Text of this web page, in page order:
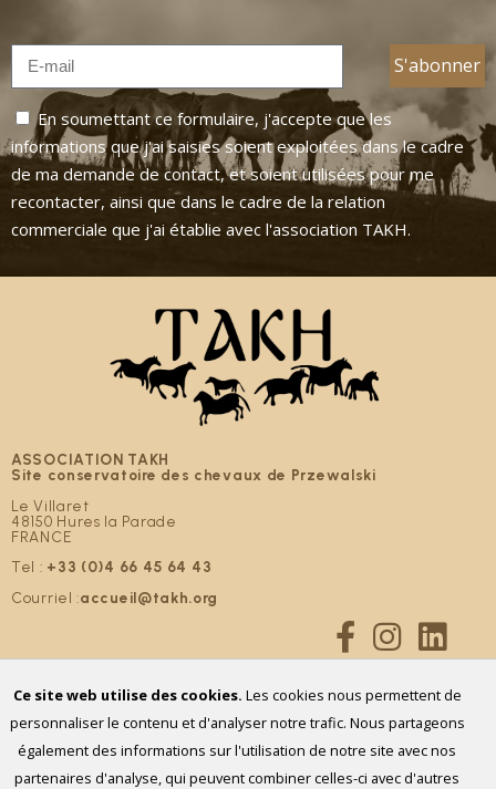
En soumettant ce formulaire, j'accepte que les
informations que j'ai saisies soient exploitées dans le cadre
de ma demande de contact, et soient utilisées pour me
recontacter, ainsi que dans le cadre de la relation
commerciale que j'ai établie avec l'association TAKH.
ASSOCIATION TAKH
Site conservatoire des chevaux de Przewalski
Le Villaret
48150 Hures la Parade
FRANCE
Tel : +33 (0)4 66 45 64 43
Courriel :accueil@takh.org
NOUS SOUTENIR
Tous droits réservés – 2026 – Association TAKH – Mentions légales
Ce site web utilise des cookies. Les cookies nous permettent de
personnaliser le contenu et d'analyser notre trafic. Nous partageons
également des informations sur l'utilisation de notre site avec nos
partenaires d'analyse, qui peuvent combiner celles-ci avec d'autres